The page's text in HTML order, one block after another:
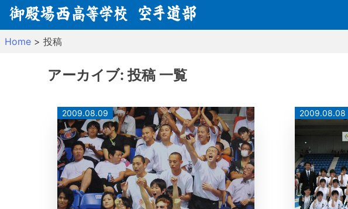
Skip
Home > 投稿
アーカイブ:投稿一覧
2009.08.09 2009.08.08